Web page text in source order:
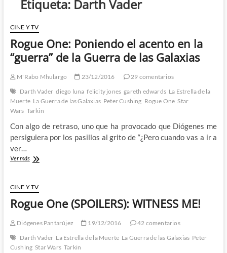
Etiqueta: Darth Vader
CINE Y TV
Rogue One: Poniendo el acento en la
“guerra” de la Guerra de las Galaxias
M'Rabo Mhulargo 23/12/2016
29 comentarios
Darth Vader diego luna felicity jones gareth edwards La Estrella de la
Muerte La Guerra de las Galaxias Peter Cushing Rogue One Star
Wars Tarkin
Con algo de retraso, uno que ha provocado que Diógenes me
persiguiera por los pasillos al grito de “¿Pero cuando vas a ir a
ver…
Ver másRogue
el
acento
en
la
“guerra”
la
Guerra
CINE Y TV
Rogue One (SPOILERS): WITNESS ME!
Diógenes Pantarújez 19/12/2016
42 comentarios
Darth Vader La Estrella de la Muerte La Guerra de las Galaxias Peter
Cushing Star Wars Tarkin